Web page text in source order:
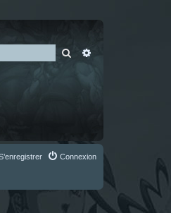
Rechercher
Connexion